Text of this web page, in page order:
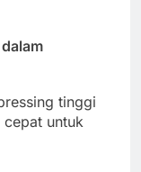
tinggi
cepat untuk